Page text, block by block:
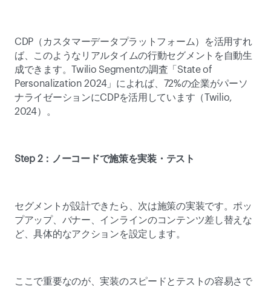
CDP（カスタマーデータプラットフォーム）を活用すれ
ば、このようなリアルタイムの行動セグメントを自動生
成できます。Twilio Segmentの調査「State of
Personalization 2024」によれば、72%の企業がパーソ
ナライゼーションにCDPを活用しています（Twilio,
2024）。
Step 2：ノーコードで施策を実装・テスト
セグメントが設計できたら、次は施策の実装です。ポッ
プアップ、バナー、インラインのコンテンツ差し替えな
ど、具体的なアクションを設定します。
ここで重要なのが、実装のスピードとテストの容易さで